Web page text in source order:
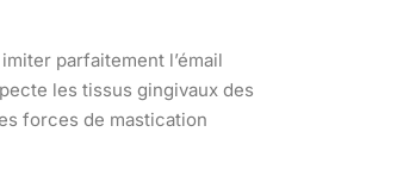
parfaitement l’émail
les tissus gingivaux des
forces de mastication